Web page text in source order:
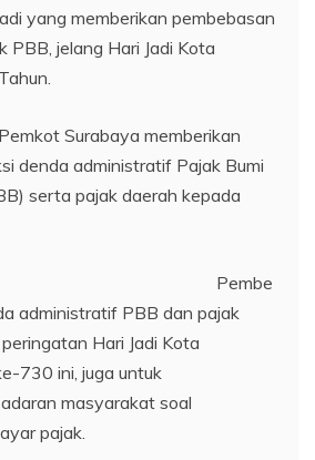
yang memberikan pembebasan
PBB, jelang Hari Jadi Kota
Surabaya memberikan
denda administratif Pajak Bumi
serta pajak daerah kepada
Pembe
administratif PBB dan pajak
Hari Jadi Kota
730 ini, juga untuk
masyarakat soal
pajak.